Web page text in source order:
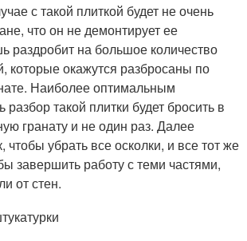
с такой плиткой будет не очень
что он не демонтирует ее
раздробит на большое количество
которые окажутся разбросаны по
Наиболее оптимальным
разбор такой плитки будет бросить в
гранату и не один раз. Далее
чтобы убрать все осколки, и все тот же
завершить работу с теми частями,
от стен.